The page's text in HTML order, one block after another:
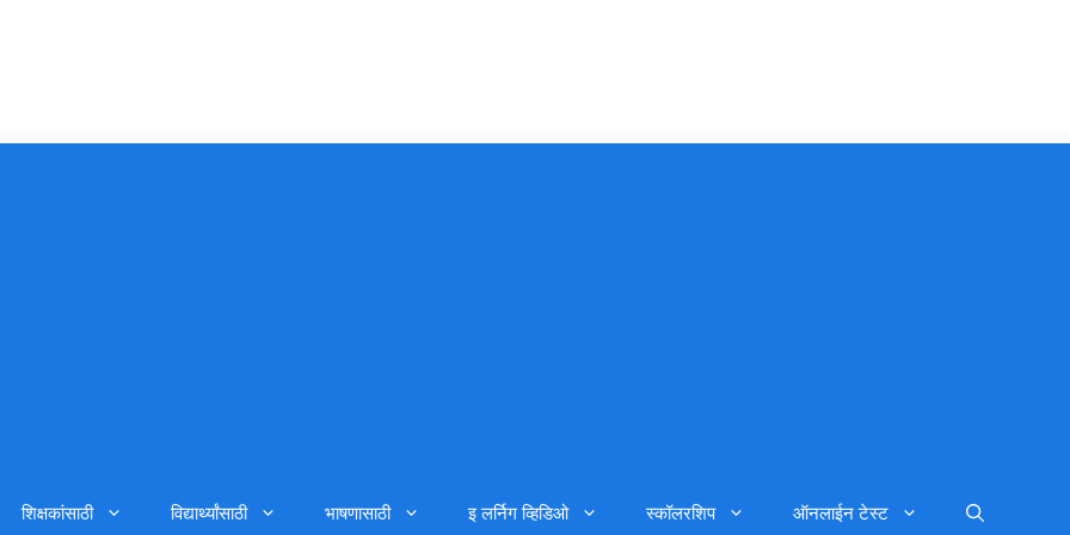
शिक्षकांसाठी विद्यार्थ्यांसाठी भाषणासाठी इ लर्निग व्हिडिओ स्कॉलरशिप ऑनलाईन टेस्ट